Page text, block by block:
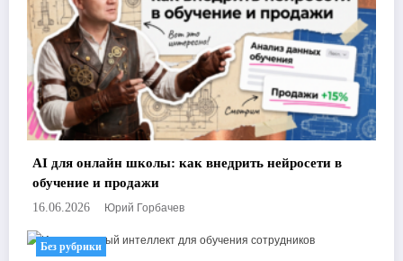
AI для онлайн школы: как внедрить нейросети в
обучение и продажи
16.06.2026 Юрий Горбачев
Без рубрики